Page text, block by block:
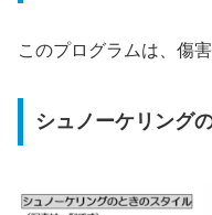
このプログラムは、傷
シュノーケリング